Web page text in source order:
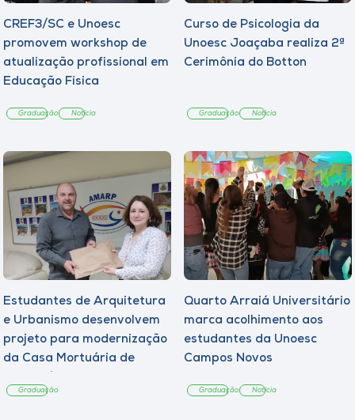
CREF3/SC e Unoesc
promovem workshop de
atualização profissional em
Educação Física
Graduação Notícia
Curso de Psicologia da
Unoesc Joaçaba realiza 2ª
Cerimônia do Botton
Graduação Notícia
Estudantes de Arquitetura
e Urbanismo desenvolvem
projeto para modernização
da Casa Mortuária de
Graduação
Quarto Arraiá Universitário
marca acolhimento aos
estudantes da Unoesc
Campos Novos
Graduação Notícia